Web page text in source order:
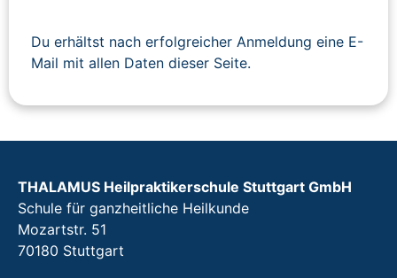
Du erhältst nach erfolgreicher Anmeldung eine E-
Mail mit allen Daten dieser Seite.
THALAMUS Heilpraktikerschule Stuttgart GmbH
Schule für ganzheitliche Heilkunde
Mozartstr. 51
70180 Stuttgart